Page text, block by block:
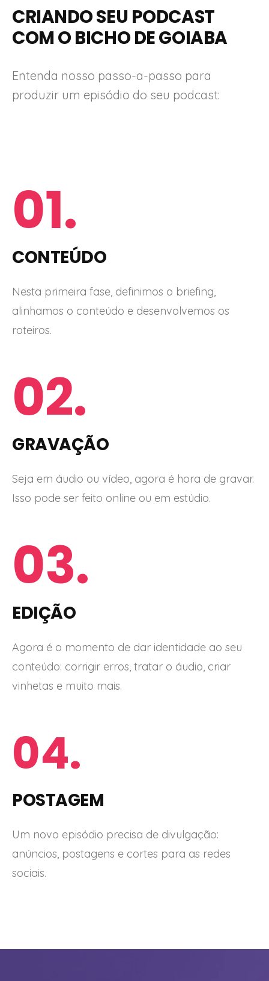
CRIANDO SEU PODCAST
COM O BICHO DE GOIABA
Entenda nosso passo-a-passo para
produzir um episódio do seu podcast:
01.
CONTEÚDO
Nesta primeira fase, definimos o briefing,
alinhamos o conteúdo e desenvolvemos os
roteiros.
02.
GRAVAÇÃO
Seja em áudio ou vídeo, agora é hora de gravar.
Isso pode ser feito online ou em estúdio.
03.
EDIÇÃO
Agora é o momento de dar identidade ao seu
conteúdo: corrigir erros, tratar o áudio, criar
vinhetas e muito mais.
04.
POSTAGEM
Um novo episódio precisa de divulgação:
anúncios, postagens e cortes para as redes
sociais.